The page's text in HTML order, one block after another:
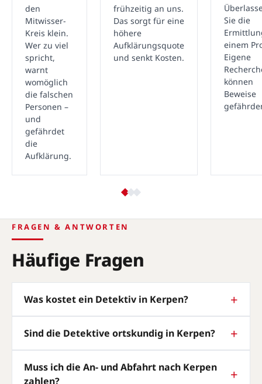
den
Mitwisser-
Kreis klein.
Wer zu viel
spricht,
warnt
womöglich
die falschen
Personen –
und
gefährdet
die
Aufklärung.
frühzeitig an uns.
Das sorgt für eine
höhere
Aufklärungsquote
und senkt Kosten.
Sie die
einem
Eigene
können
Beweise
FRAGEN & ANTWORTEN
Häufige Fragen
Was kostet ein Detektiv in Kerpen?
Sind die Detektive ortskundig in Kerpen?
Muss ich die An- und Abfahrt nach Kerpen
zahlen?